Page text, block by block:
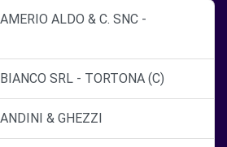
ALDO & C. SNC -
SRL - TORTONA (C)
& GHEZZI